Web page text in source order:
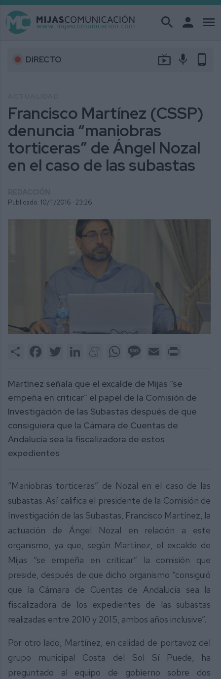
search person menu
DIRECTO live_tv mic phone_android
Francisco Martínez (CSSP)
denuncia “maniobras
torticeras” de Ángel Nozal
en el caso de las subastas
Publicado: 10/11/2016 · 23:26
Share FacebookTwitter LinkedInMeneameWhatsAppMessage
Email
Martínez señala que el excalde de Mijas “se
empeña en criticar” el papel de la Comisión de
Investigación de las Subastas después de que
consiguiera que la Cámara de Cuentas de
Andalucía sea la fiscalizadora de estos
expedientes
“Maniobras torticeras” de Nozal en el caso de las
subastas. Así califica el presidente de la Comisión de
Investigación de las Subastas, Francisco Martínez, la
actuación de Ángel Nozal en relación a este
organismo, ya que, según Martínez, el excalde de
Mijas “se empeña en criticar” la comisión que
preside, después de que dicho organismo “consiguió
que la Cámara de Cuentas de Andalucía sea la
fiscalizadora de los expedientes de las subastas
realizadas entre 2010 y 2015, ambos años inclusive”.
Por otro lado, Martínez, en calidad de portavoz del
grupo municipal Costa del Sol Sí Puede, ha
preguntado al equipo de gobierno sobre dos